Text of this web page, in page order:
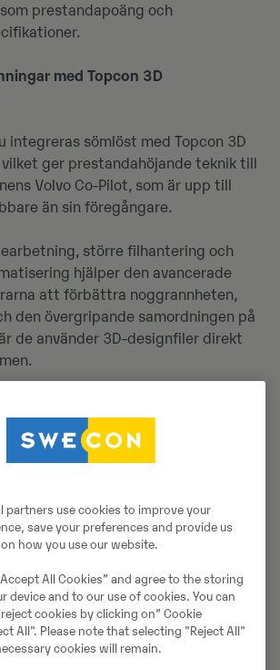
prestandapoäng och
med Topcon 3D
integreras sömlöst med Topcon 3D
ger prestandahöjande teknik till
Volvo Co-Pilot, som är upp till
än sin föregångare.
större filhantering och
hjälper den avancerade
att förbättra noggrannheten,
den övergripande samordningen på
de använder 3D-designfiler direkt
partners use cookies to improve your
save your preferences and provide us
how you use our website.
All Cookies” and agree to the storing
device and to our use of cookies. You can
cookies by clicking on” Cookie
All". Please note that selecting "Reject All"
cookies will remain.